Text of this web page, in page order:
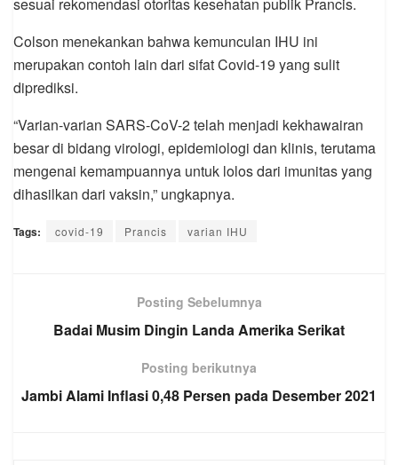
Colson menekankan bahwa kemunculan IHU ini
merupakan contoh lain dari sifat Covid-19 yang sulit
diprediksi.
“Varian-varian SARS-CoV-2 telah menjadi kekhawairan
besar di bidang virologi, epidemiologi dan klinis, terutama
mengenai kemampuannya untuk lolos dari imunitas yang
dihasilkan dari vaksin,” ungkapnya.
Tags: covid-19 Prancis varian IHU
Posting Sebelumnya
Badai Musim Dingin Landa Amerika Serikat
Posting berikutnya
Jambi Alami Inflasi 0,48 Persen pada Desember 2021